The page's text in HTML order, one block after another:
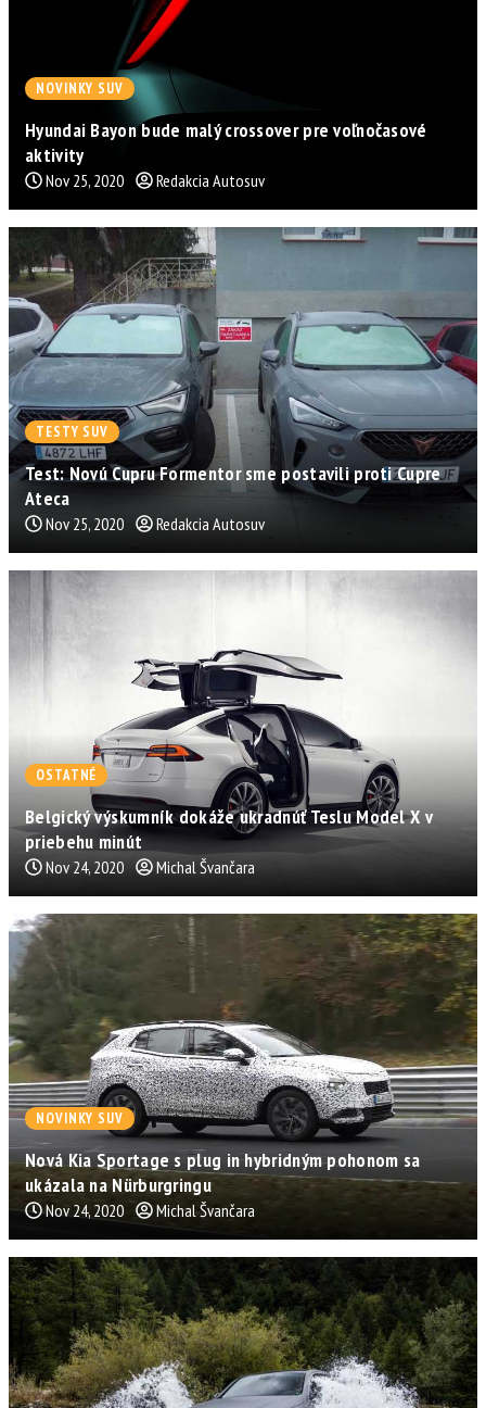
NOVINKY SUV
Hyundai Bayon bude malý crossover pre voľnočasové
aktivity
Nov 25, 2020 Redakcia Autosuv
TESTY SUV
Test: Novú Cupru Formentor sme postavili proti Cupre
Ateca
Nov 25, 2020 Redakcia Autosuv
OSTATNÉ
Belgický výskumník dokáže ukradnúť Teslu Model X v
priebehu minút
Nov 24, 2020 Michal Švančara
NOVINKY SUV
Nová Kia Sportage s plug in hybridným pohonom sa
ukázala na Nürburgringu
Nov 24, 2020 Michal Švančara